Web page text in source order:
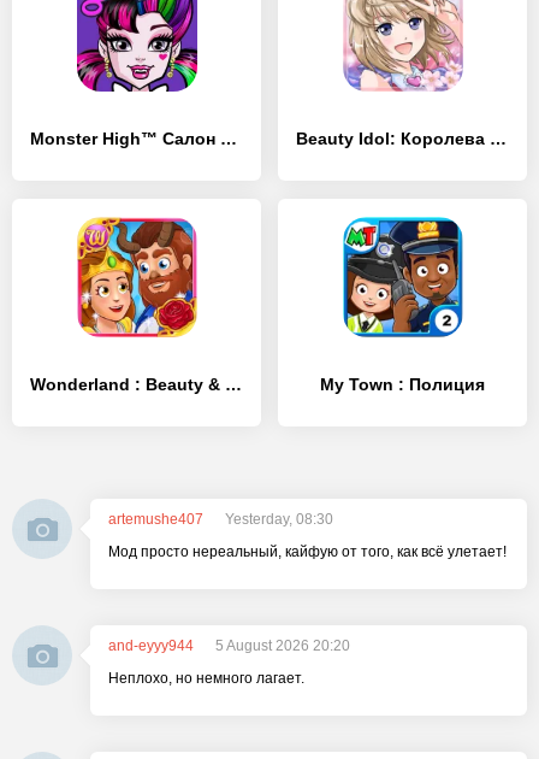
Monster High™ Салон красоты Beauty Idol: Королева моды
Wonderland : Beauty & Beast My Town : Полиция
artemushe407
Yesterday, 08:30
Мод просто нереальный, кайфую от того, как всё улетает!
and-eyyy944
5 August 2026 20:20
Неплохо, но немного лагает.